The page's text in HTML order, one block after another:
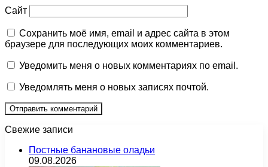
Сайт
Сохранить моё имя, email и адрес сайта в этом
браузере для последующих моих комментариев.
Уведомить меня о новых комментариях по email.
Уведомлять меня о новых записях почтой.
Свежие записи
Постные банановые оладьи
09.08.2026